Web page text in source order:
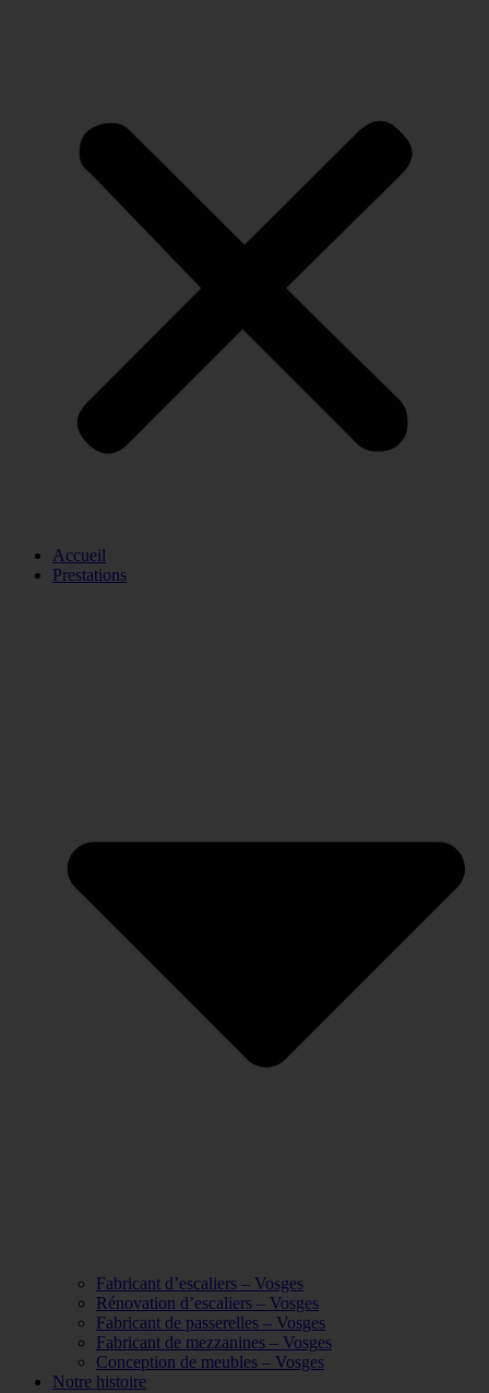
Accueil
Prestations
Fabricant d’escaliers – Vosges
Rénovation d’escaliers – Vosges
Fabricant de passerelles – Vosges
Fabricant de mezzanines – Vosges
Conception de meubles – Vosges
Notre histoire